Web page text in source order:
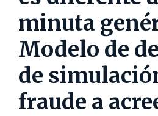
minuta
Modelo de
de
fraude a